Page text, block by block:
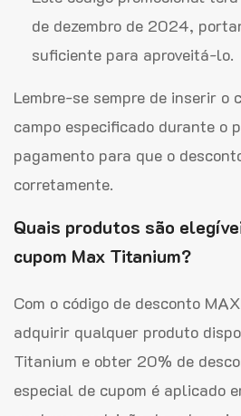
de dezembro de 2024,
suficiente para aproveitá-lo.
Lembre-se sempre de inserir o
campo especificado durante o
pagamento para que o
corretamente.
Quais produtos são
cupom Max Titanium?
Com o código de desconto
adquirir qualquer produto
Titanium e obter 20% de
especial de cupom é aplicado